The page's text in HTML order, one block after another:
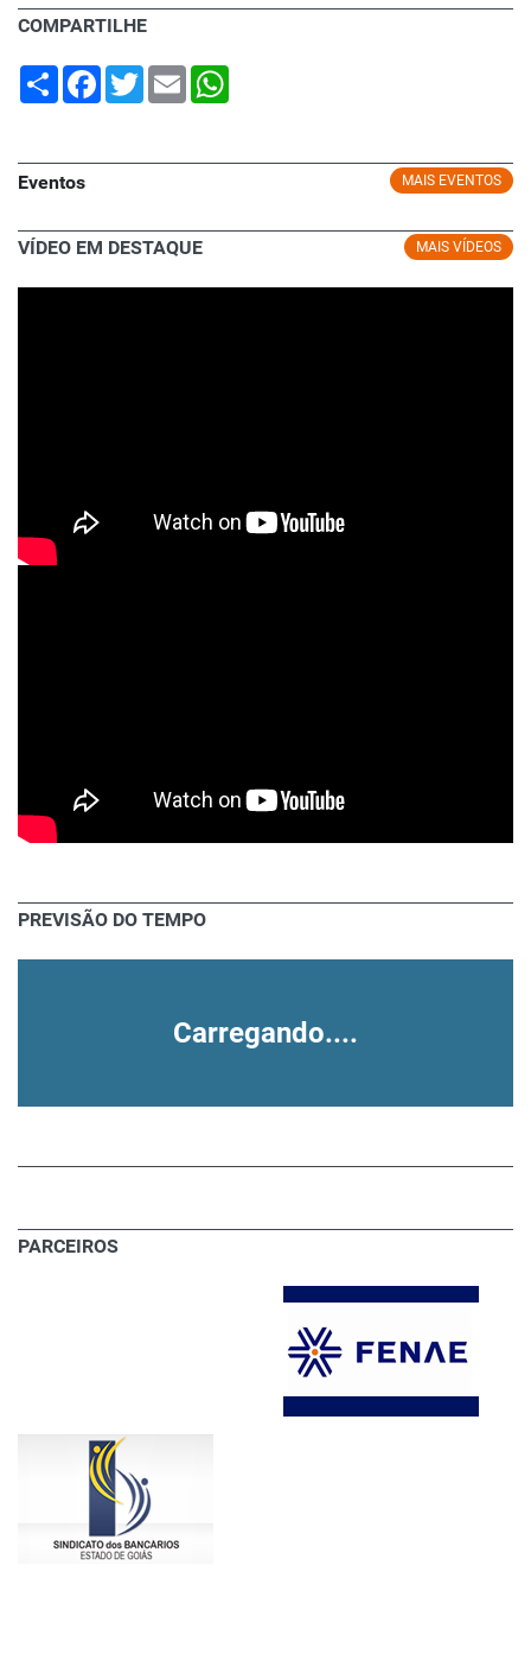
COMPARTILHE
Share Facebook
TwitterEmail
MAIS EVENTOS
Eventos
MAIS VÍDEOS
VÍDEO EM DESTAQUE
PREVISÃO DO TEMPO
Carregando....
PARCEIROS